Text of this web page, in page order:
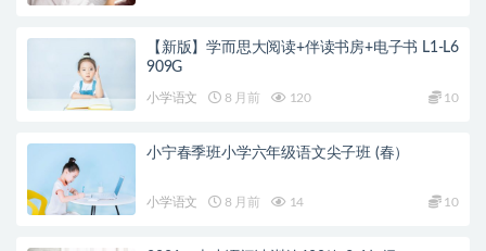
【新版】学而思大阅读+伴读书房+电子书 L1-L6
909G
小学语文 8 月前 120 10
小宁春季班小学六年级语文尖子班 (春）
小学语文 8 月前 14 10